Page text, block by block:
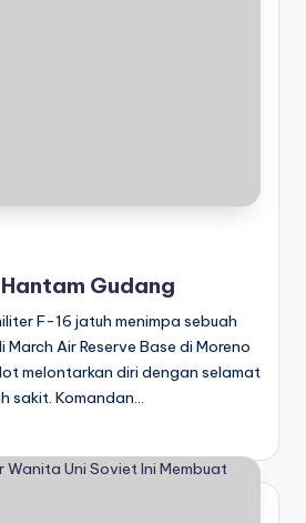
Gudang
F-16 jatuh menimpa sebuah
Air Reserve Base di Moreno
melontarkan diri dengan selamat
sakit. Komandan…